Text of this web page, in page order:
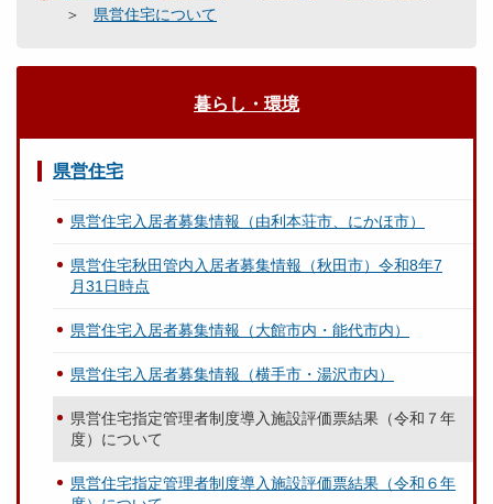
県営住宅について
暮らし・環境
県営住宅
県営住宅入居者募集情報（由利本荘市、にかほ市）
県営住宅秋田管内入居者募集情報（秋田市）令和8年7
月31日時点
県営住宅入居者募集情報（大館市内・能代市内）
県営住宅入居者募集情報（横手市・湯沢市内）
県営住宅指定管理者制度導入施設評価票結果（令和７年
度）について
県営住宅指定管理者制度導入施設評価票結果（令和６年